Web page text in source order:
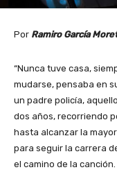
Por Ramiro García
“Nunca tuve casa,
mudarse, pensaba en
un padre policía,
dos años, recorriendo
hasta alcanzar la
para seguir la carrera
el camino de la canción.